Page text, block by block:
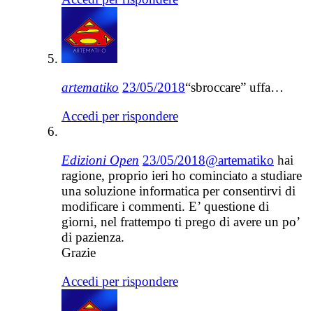
artematiko 23/05/2018“sbroccare” uffa…
Accedi per rispondere
Edizioni Open 23/05/2018@artematiko hai
ragione, proprio ieri ho cominciato a studiare
una soluzione informatica per consentirvi di
modificare i commenti. E’ questione di
giorni, nel frattempo ti prego di avere un po’
di pazienza.
Grazie
Accedi per rispondere